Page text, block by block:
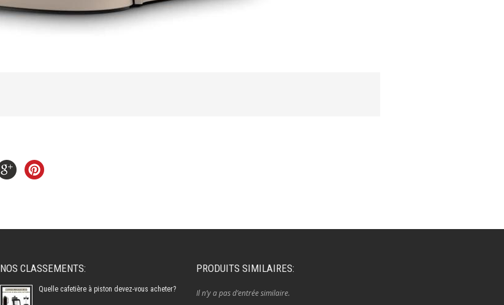
NOS CLASSEMENTS:
Quelle cafetière à piston devez-vous acheter?
PRODUITS SIMILAIRES:
Il n’y a pas d’entrée similaire.